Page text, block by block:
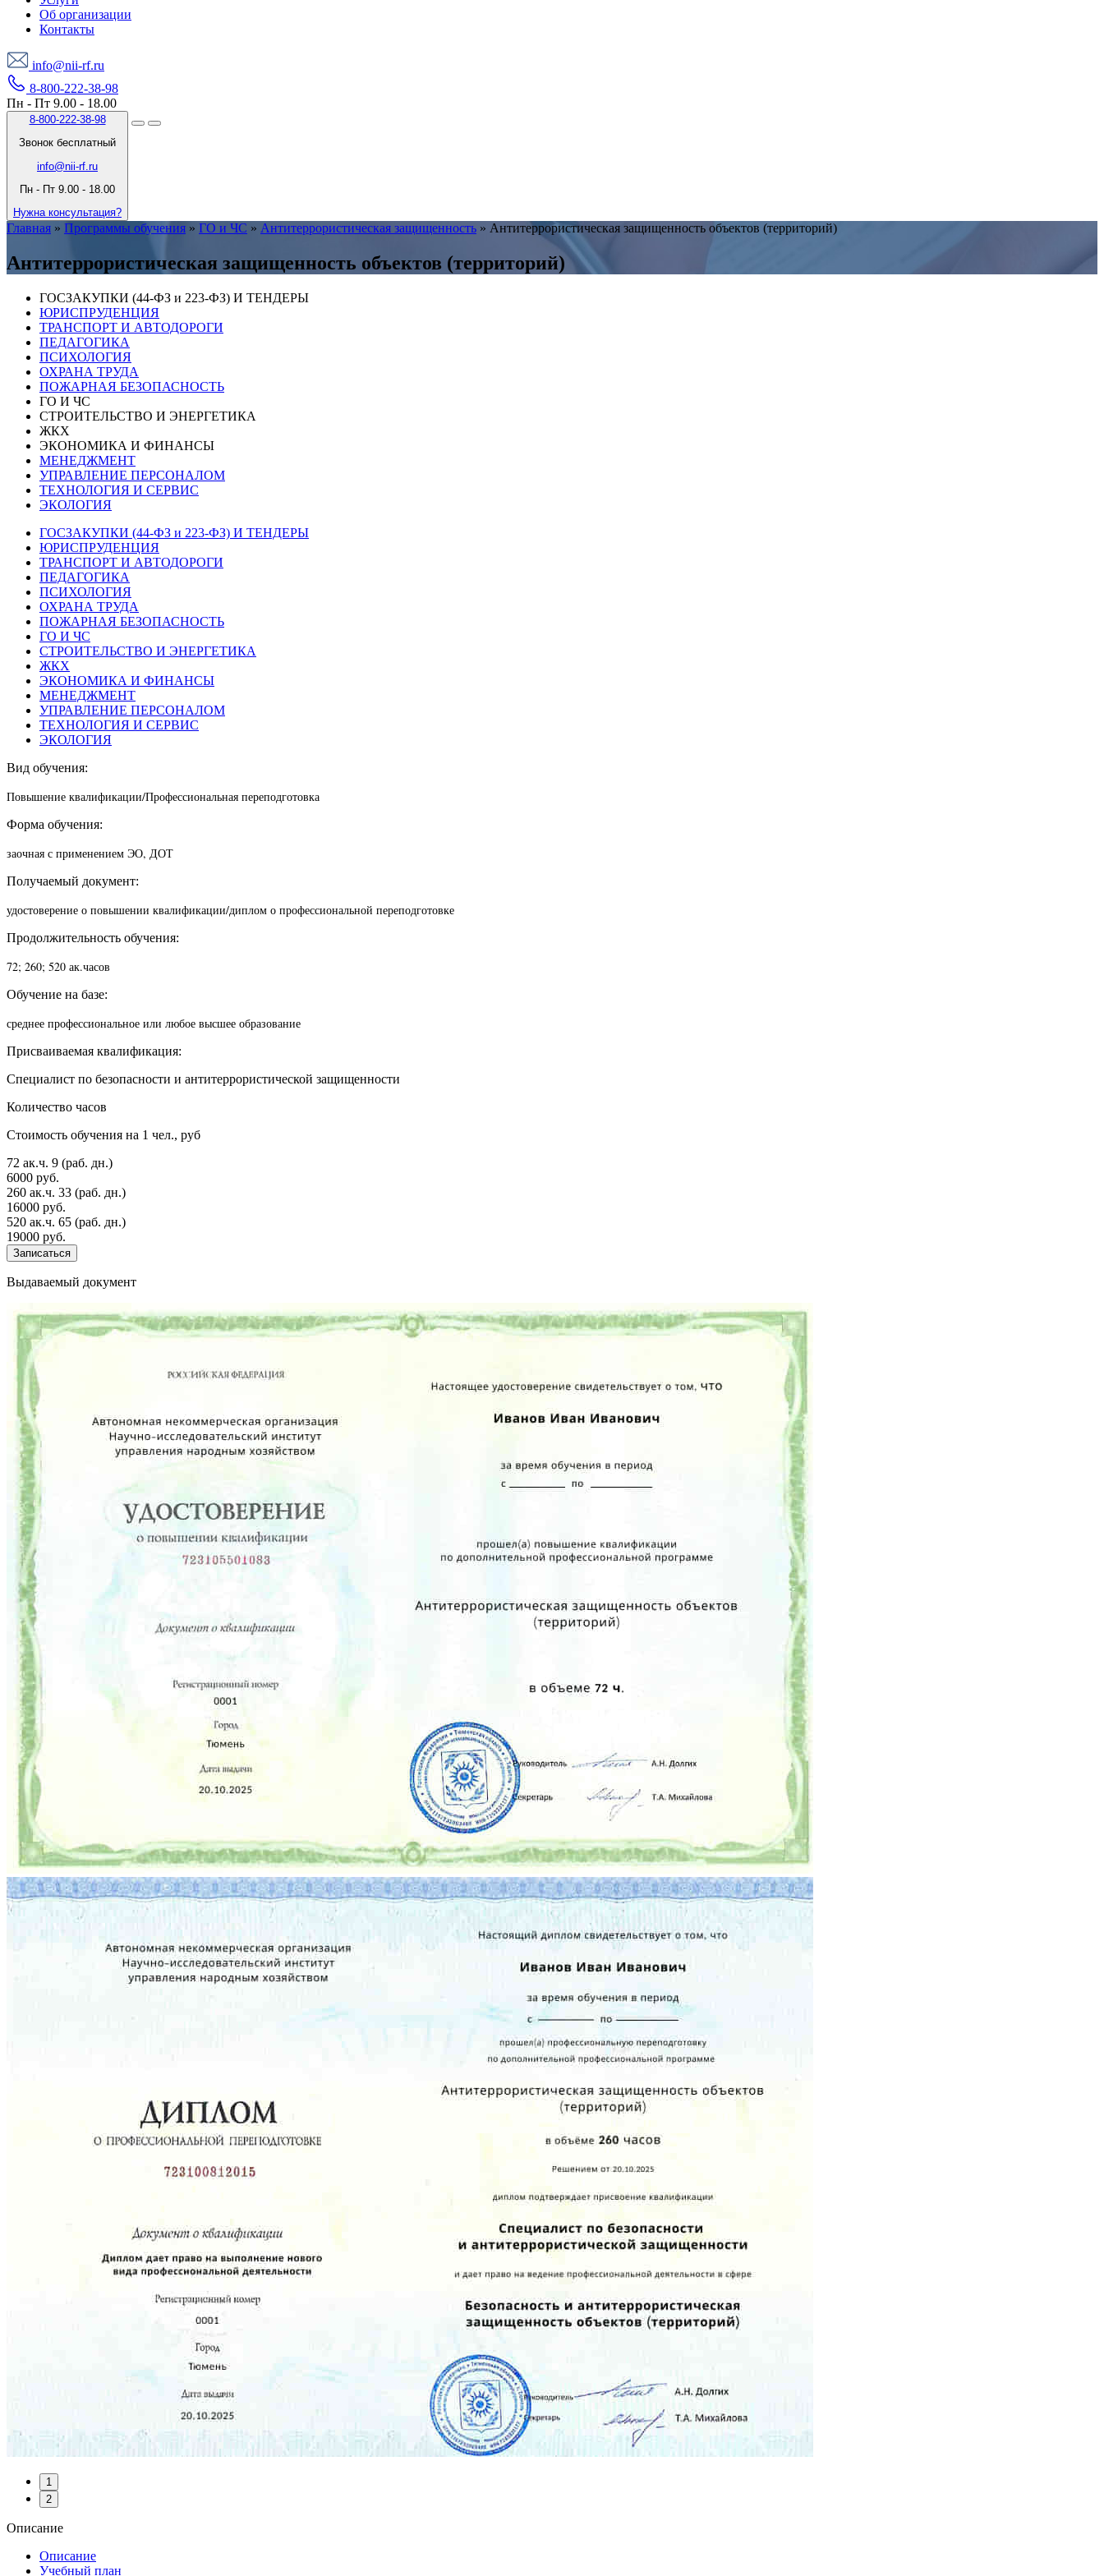
Об организации
Контакты
info@nii-rf.ru
8-800-222-38-98
Пн - Пт 9.00 - 18.00
8-800-222-38-98
Звонок бесплатный
info@nii-rf.ru
Пн - Пт 9.00 - 18.00
Нужна консультация?
Главная » Программы обучения » ГО и ЧС » Антитеррористическая защищенность » Антитеррористическая защищенность объектов (территорий)
Антитеррористическая защищенность объектов (территорий)
ГОСЗАКУПКИ (44-ФЗ и 223-ФЗ) И ТЕНДЕРЫ
ЮРИСПРУДЕНЦИЯ
ТРАНСПОРТ И АВТОДОРОГИ
ПЕДАГОГИКА
ПСИХОЛОГИЯ
ОХРАНА ТРУДА
ПОЖАРНАЯ БЕЗОПАСНОСТЬ
ГО И ЧС
СТРОИТЕЛЬСТВО И ЭНЕРГЕТИКА
ЖКХ
ЭКОНОМИКА И ФИНАНСЫ
МЕНЕДЖМЕНТ
УПРАВЛЕНИЕ ПЕРСОНАЛОМ
ТЕХНОЛОГИЯ И СЕРВИС
ЭКОЛОГИЯ
ГОСЗАКУПКИ (44-ФЗ и 223-ФЗ) И ТЕНДЕРЫ
ЮРИСПРУДЕНЦИЯ
ТРАНСПОРТ И АВТОДОРОГИ
ПЕДАГОГИКА
ПСИХОЛОГИЯ
ОХРАНА ТРУДА
ПОЖАРНАЯ БЕЗОПАСНОСТЬ
ГО И ЧС
СТРОИТЕЛЬСТВО И ЭНЕРГЕТИКА
ЖКХ
ЭКОНОМИКА И ФИНАНСЫ
МЕНЕДЖМЕНТ
УПРАВЛЕНИЕ ПЕРСОНАЛОМ
ТЕХНОЛОГИЯ И СЕРВИС
ЭКОЛОГИЯ
Вид обучения:
Повышение квалификации/Профессиональная переподготовка
Форма обучения:
заочная с применением ЭО, ДОТ
Получаемый документ:
удостоверение о повышении квалификации/диплом о профессиональной переподготовке
Продолжительность обучения:
72; 260; 520 ак.часов
Обучение на базе:
среднее профессиональное или любое высшее образование
Присваиваемая квалификация:
Специалист по безопасности и антитеррористической защищенности
Количество часов
Стоимость обучения на 1 чел., руб
72 ак.ч. 9 (раб. дн.)
6000 руб.
260 ак.ч. 33 (раб. дн.)
16000 руб.
520 ак.ч. 65 (раб. дн.)
19000 руб.
Записаться
Выдаваемый документ
1
2
Описание
Описание
Учебный план